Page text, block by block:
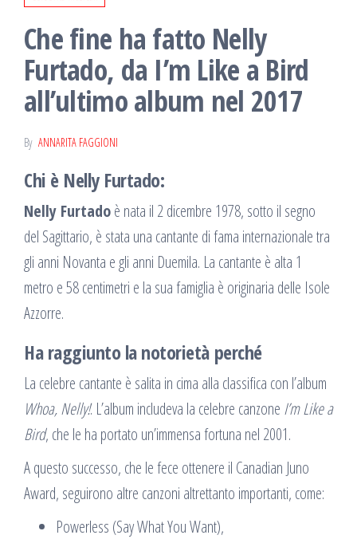
Che fine ha fatto Nelly
Furtado, da I’m Like a Bird
all’ultimo album nel 2017
By ANNARITA FAGGIONI
Chi è Nelly Furtado:
Nelly Furtadoè nata il 2 dicembre 1978, sotto il segno
del Sagittario, è stata una cantante di fama internazionale tra
gli anni Novanta e gli anni Duemila. La cantante è alta 1
metro e 58 centimetri e la sua famiglia è originaria delle Isole
Azzorre.
Ha raggiunto la notorietà perché
La celebre cantante è salita in cima alla classifica con l’album
Whoa, Nelly!. L’album includeva la celebre canzone I’m Like a
Bird, che le ha portato un’immensa fortuna nel 2001.
A questo successo, che le fece ottenere il Canadian Juno
Award, seguirono altre canzoni altrettanto importanti, come:
Powerless (Say What You Want),